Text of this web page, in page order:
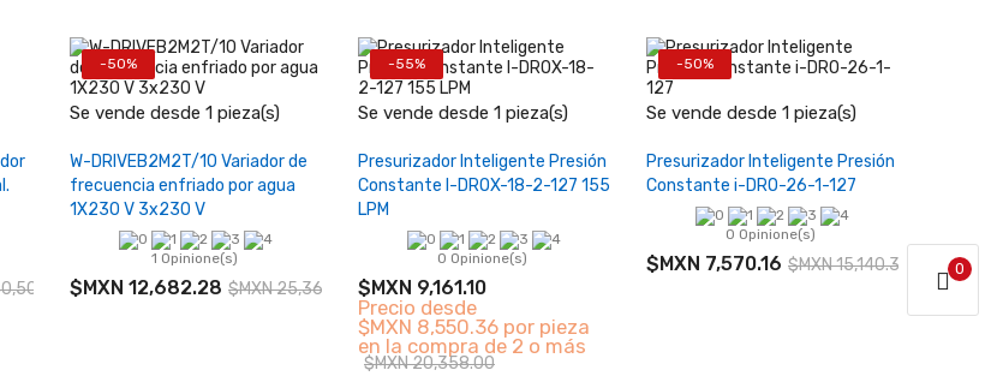
0
-50%
Se vende desde 1 pieza(s)
− +
Añadir al carrito
W-DRIVEB2M2T/10 Variador de
frecuencia enfriado por agua
1X230 V 3x230 V
1 Opinione(s)
$MXN 12,682.28 $MXN 25,364.56
-55%
Se vende desde 1 pieza(s)
− +
Añadir al carrito
Presurizador Inteligente Presión
Constante I-DROX-18-2-127 155
LPM
0 Opinione(s)
$MXN 9,161.10
Precio desde
$MXN 8,550.36 por pieza
en la compra de 2 o más
$MXN 20,358.00
-50%
Se vende desde 1 pieza(s)
− +
Añadir al carrito
Presurizador Inteligente Presión
Constante i-DRO-26-1-127
0 Opinione(s)
$MXN 7,570.16 $MXN 15,140.32